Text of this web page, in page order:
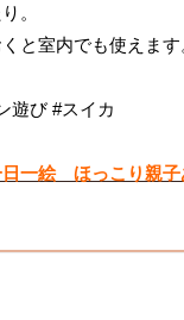
。
と室内でも使えます
遊び #スイカ
日一絵 ほっこり親